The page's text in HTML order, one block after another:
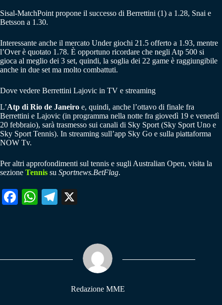
Sisal-MatchPoint propone il successo di Berrettini (1) a 1.28, Snai e
Betsson a 1.30.
Interessante anche il mercato Under giochi 21.5 offerto a 1.93, mentre
l’Over è quotato 1.78. È opportuno ricordare che negli Atp 500 si
gioca al meglio dei 3 set, quindi, la soglia dei 22 game è raggiungibile
anche in due set ma molto combattuti.
Dove vedere Berrettini Lajovic in TV e streaming
L’Atp di Rio de Janeiro e, quindi, anche l’ottavo di finale fra
Berrettini e Lajovic (in programma nella notte fra giovedì 19 e venerdì
20 febbraio), sarà trasmesso sui canali di Sky Sport (Sky Sport Uno e
Sky Sport Tennis). In streaming sull’app Sky Go e sulla piattaforma
NOW Tv.
Per altri approfondimenti sul tennis e sugli Australian Open, visita la
sezione Tennis su Sportnews.BetFlag.
Fa W
pp
Te
m
Redazione MME